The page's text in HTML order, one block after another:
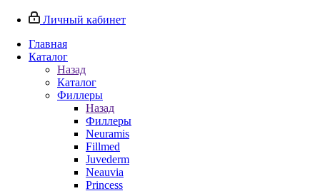
Личный кабинет
Главная
Каталог
Назад
Каталог
Филлеры
Назад
Филлеры
Neuramis
Fillmed
Juvederm
Neauvia
Princess